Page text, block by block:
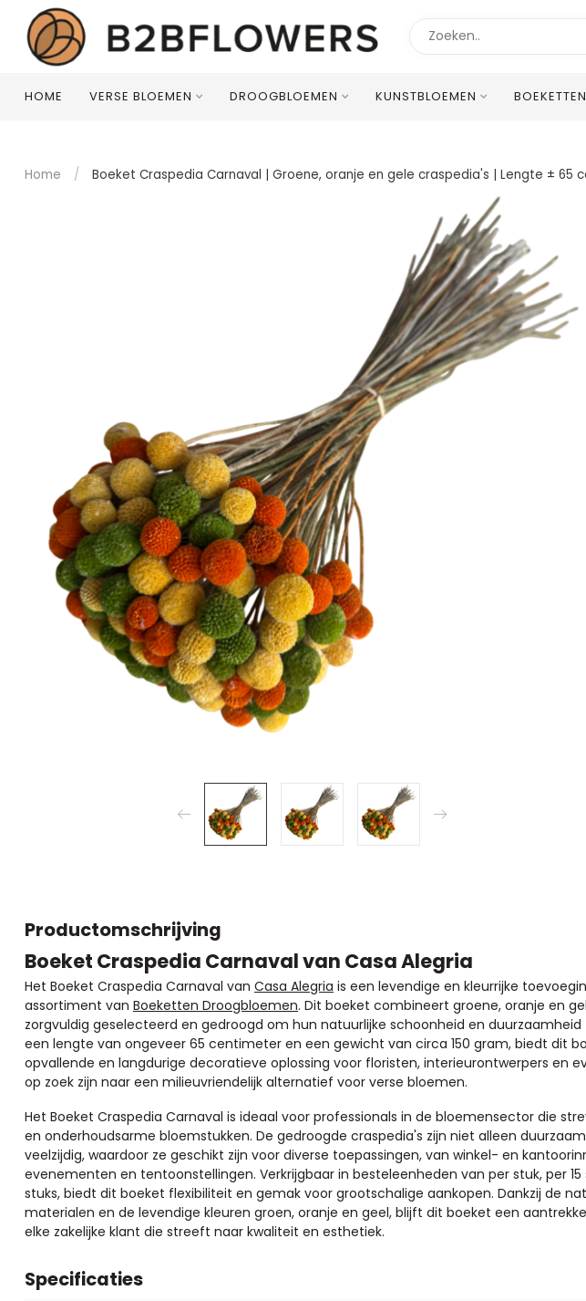
HOME VERSE BLOEMEN DROOGBLOEMEN KUNSTBLOEMEN BOEKETTEN
Home / Boeket Craspedia Carnaval | Groene, oranje en gele craspedia's | Lengte ± 65
Productomschrijving
Boeket Craspedia Carnaval van Casa Alegria
Het Boeket Craspedia Carnaval van Casa Alegria is een levendige en kleurrijke
assortiment van Boeketten Droogbloemen. Dit boeket combineert groene, oranje en
zorgvuldig geselecteerd en gedroogd om hun natuurlijke schoonheid en
een lengte van ongeveer 65 centimeter en een gewicht van circa 150 gram, biedt dit
opvallende en langdurige decoratieve oplossing voor floristen, interieurontwerpers en
op zoek zijn naar een milieuvriendelijk alternatief voor verse bloemen.
Het Boeket Craspedia Carnaval is ideaal voor professionals in de bloemensector die
en onderhoudsarme bloemstukken. De gedroogde craspedia's zijn niet alleen
veelzijdig, waardoor ze geschikt zijn voor diverse toepassingen, van winkel- en
evenementen en tentoonstellingen. Verkrijgbaar in besteleenheden van per stuk, per 15
stuks, biedt dit boeket flexibiliteit en gemak voor grootschalige aankopen. Dankzij de
materialen en de levendige kleuren groen, oranje en geel, blijft dit boeket een
elke zakelijke klant die streeft naar kwaliteit en esthetiek.
Specificaties